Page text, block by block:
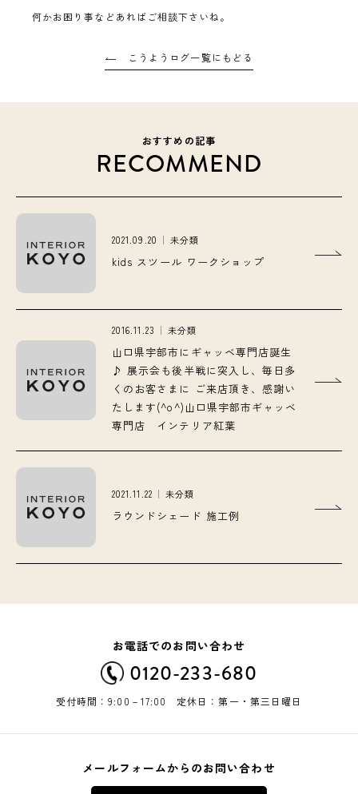
何かお困り事などあればご相談下さいね。
こうようログ一覧にもどる
おすすめの記事
RECOMMEND
2021.09.20 未分類
kids スツール ワークショップ
2016.11.23 未分類
山口県宇部市にギャッベ専門店誕生
♪ 展示会も後半戦に突入し、毎日多
くのお客さまに ご来店頂き、感謝い
たします(^o^)山口県宇部市ギャッベ
専門店 インテリア紅葉
2021.11.22 未分類
ラウンドシェード 施工例
お電話でのお問い合わせ
0120-233-680
受付時間：9:00－17:00 定休日：第一・第三日曜日
メールフォームからのお問い合わせ